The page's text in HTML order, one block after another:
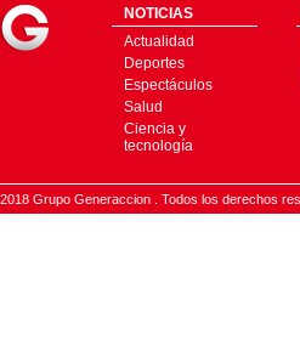
NOTICIAS
Actualidad
Deportes
Espectáculos
Salud
Ciencia y
tecnología
2018 Grupo Generaccion . Todos los derechos